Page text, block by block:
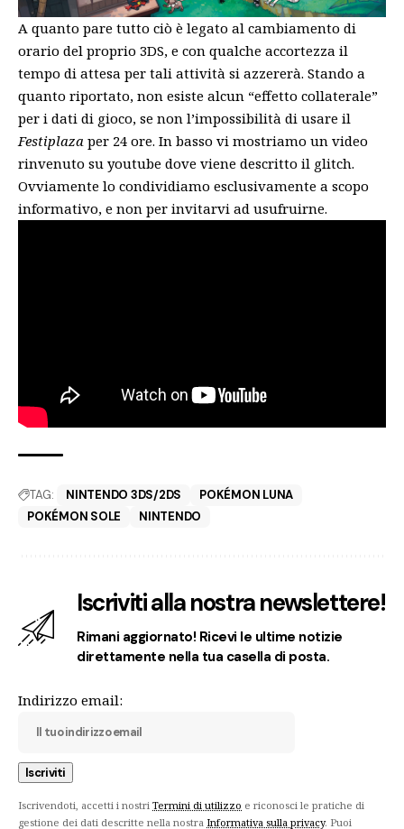
A quanto pare tutto ciò è legato al cambiamento di
orario del proprio 3DS, e con qualche accortezza il
tempo di attesa per tali attività si azzererà. Stando a
quanto riportato, non esiste alcun “effetto collaterale”
per i dati di gioco, se non l’impossibilità di usare il
Festiplaza per 24 ore. In basso vi mostriamo un video
rinvenuto su youtube dove viene descritto il glitch.
Ovviamente lo condividiamo esclusivamente a scopo
informativo, e non per invitarvi ad usufruirne.
TAG: NINTENDO 3DS/2DS
POKÉMON LUNA
POKÉMON SOLE
NINTENDO
Iscriviti alla nostra newslettere!
Rimani aggiornato! Ricevi le ultime notizie
direttamente nella tua casella di posta.
Indirizzo email:
Iscrivendoti, accetti i nostri Termini di utilizzo e riconosci le pratiche di
gestione dei dati descritte nella nostra Informativa sulla privacy. Puoi